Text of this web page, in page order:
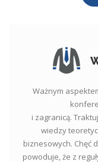
Ważnym
i zagranicą.
wiedzy
biznesowych. Chęć
powoduje, że z